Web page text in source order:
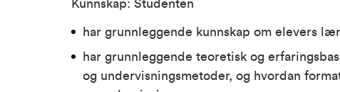
Kunnskap: Studenten
har grunnleggende kunnskap om elevers
har grunnleggende teoretisk og
og undervisningsmetoder, og hvordan